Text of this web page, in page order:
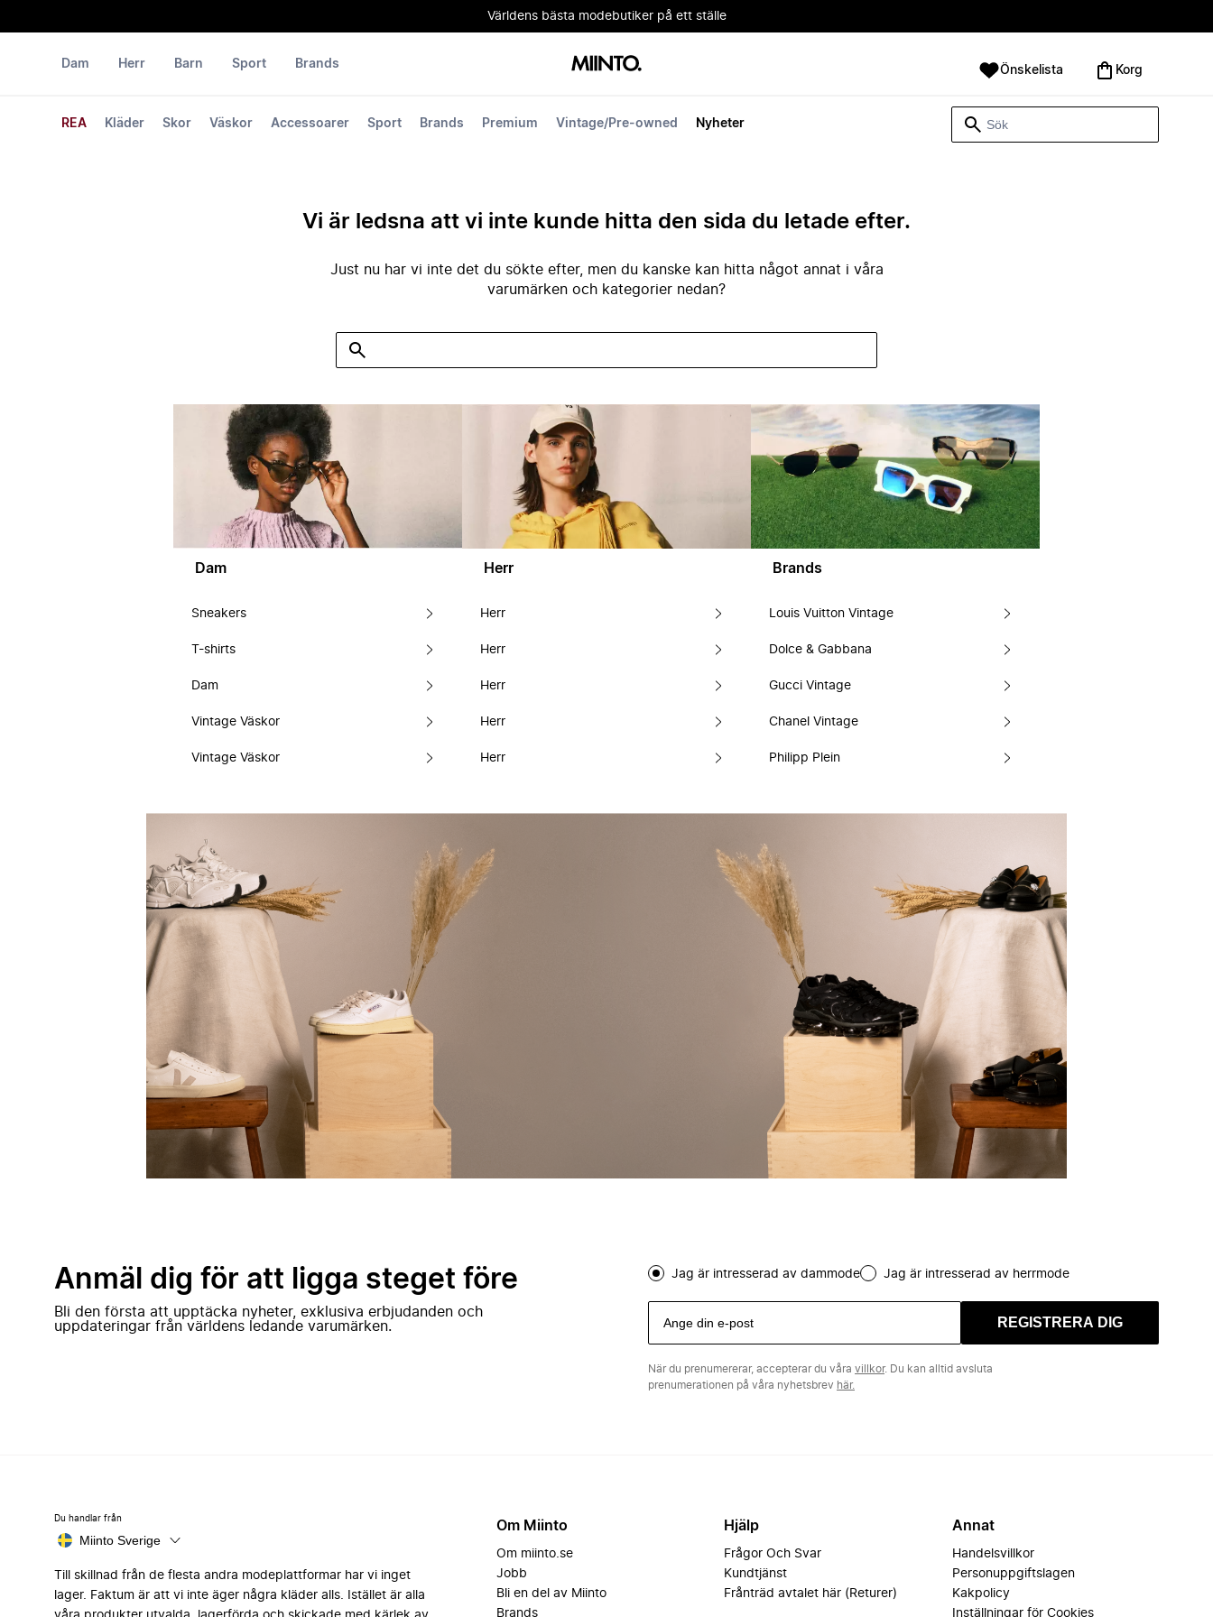
Världens bästa modebutiker på ett ställe
Dam
REA Kläder Skor Väskor Accessoarer Sport Brands Premium Vintage/Pre-owned Nyheter
Herr Barn Sport Brands Önskelista Korg
Vi är ledsna att vi inte kunde hitta den sida du letade efter.
Just nu har vi inte det du sökte efter, men du kanske kan hitta något annat i våra
varumärken och kategorier nedan?
Dam
Sneakers
T-shirts
Dam
Vintage Väskor
Vintage Väskor
Herr
Herr
Herr
Herr
Herr
Herr
Brands
Louis Vuitton Vintage
Dolce & Gabbana
Gucci Vintage
Chanel Vintage
Philipp Plein
Anmäl dig för att ligga steget före
Bli den första att upptäcka nyheter, exklusiva erbjudanden och
uppdateringar från världens ledande varumärken.
Jag är intresserad av dammode Jag är intresserad av herrmode
REGISTRERA DIG
När du prenumererar, accepterar du våra villkor. Du kan alltid avsluta
prenumerationen på våra nyhetsbrev här.
Du handlar från
Miinto Sverige
Till skillnad från de flesta andra modeplattformar har vi inget
lager. Faktum är att vi inte äger några kläder alls. Istället är alla
Om Miinto
Om miinto.se
Jobb
Bli en del av Miinto
Brands
Hjälp
Frågor Och Svar
Kundtjänst
Frånträd avtalet här (Returer)
Annat
Handelsvillkor
Personuppgiftslagen
Kakpolicy
Inställningar för Cookies